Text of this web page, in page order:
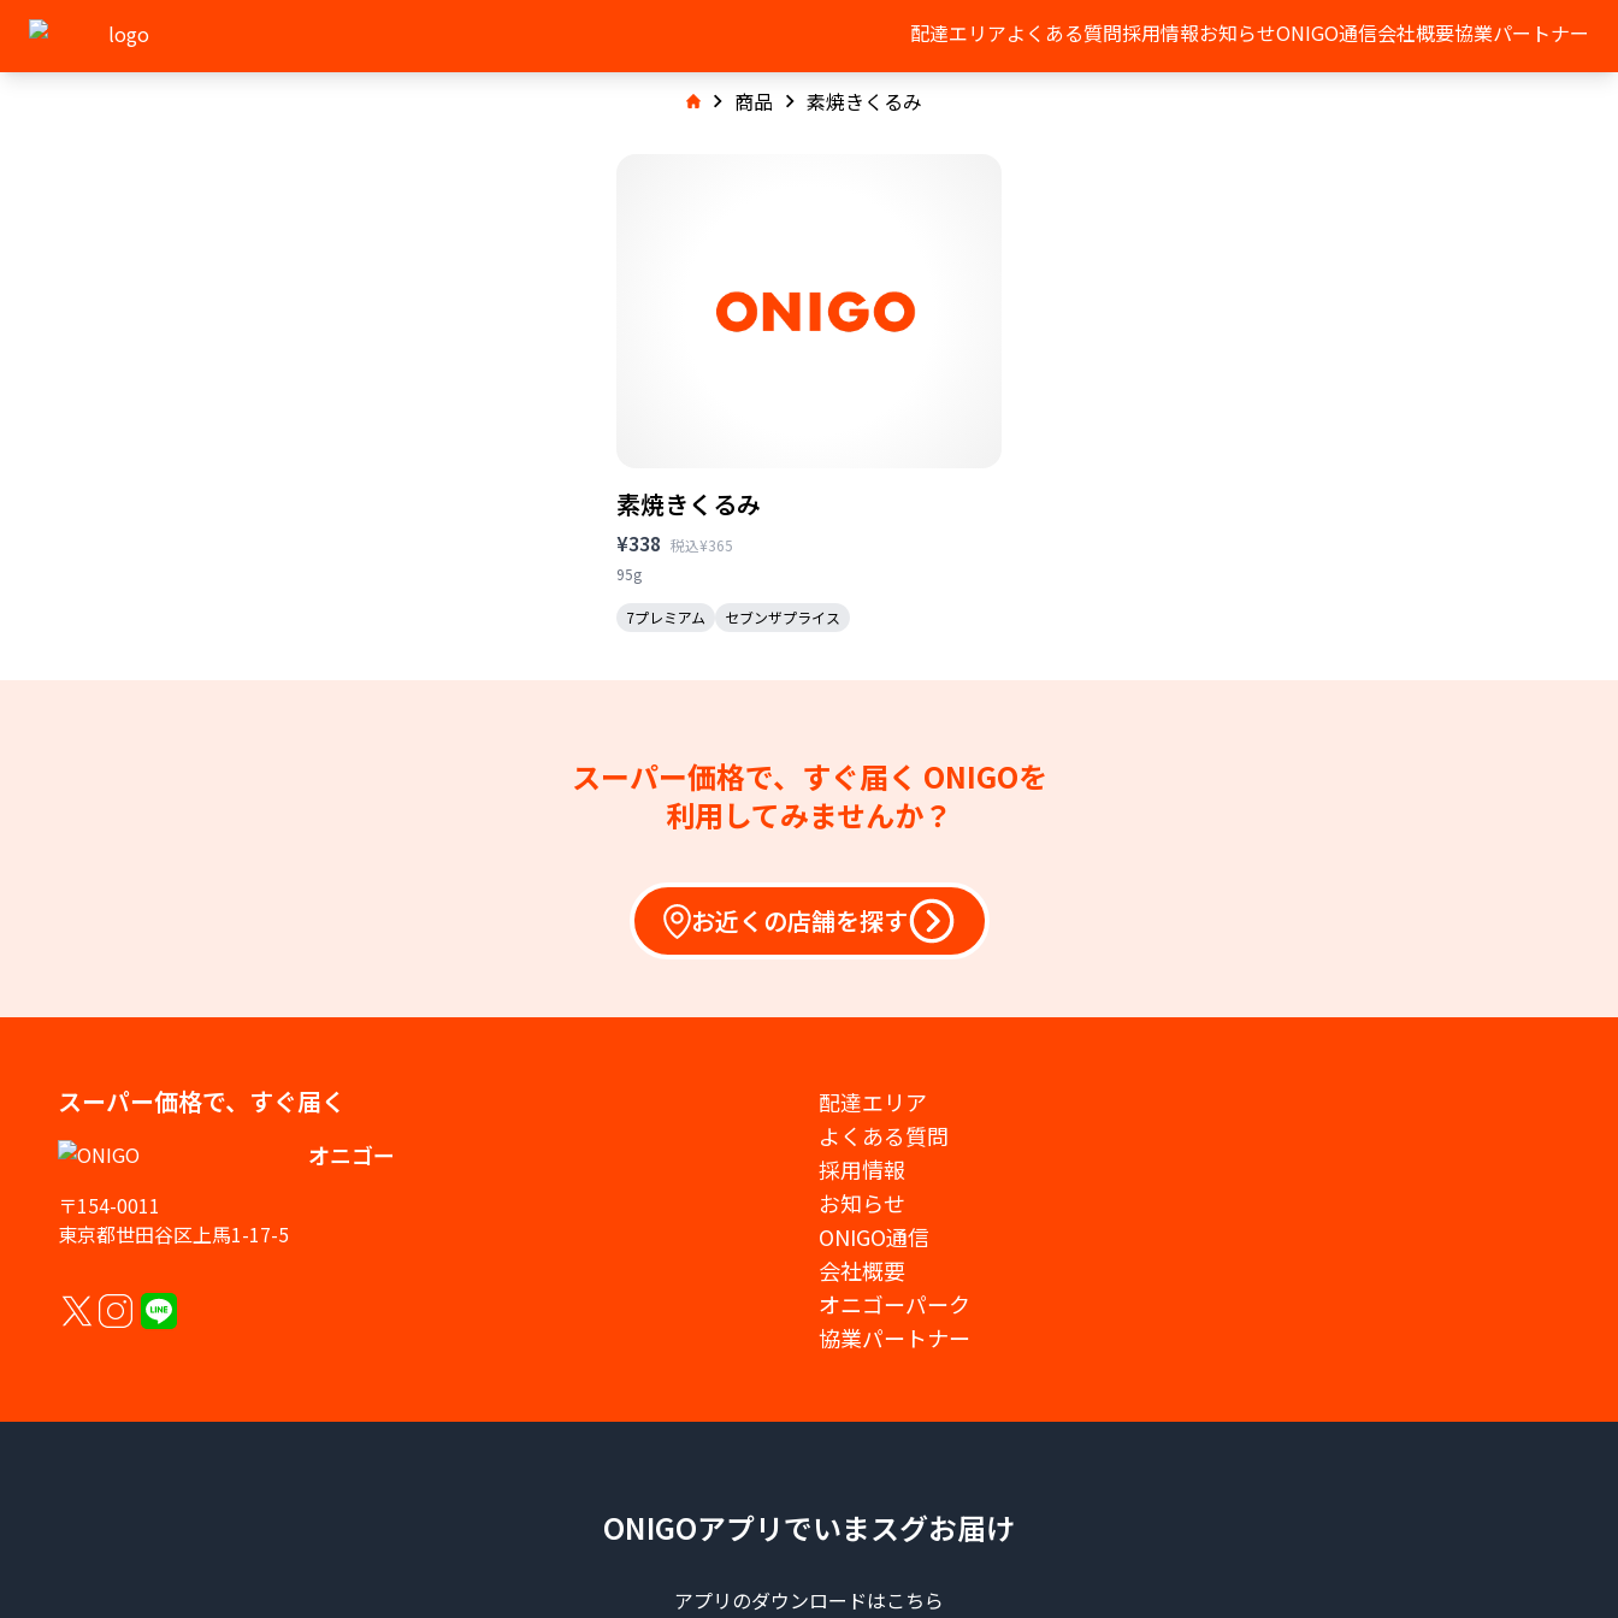
配達エリアよくある質問採用情報お知らせONIGO通信会社概要協業パートナー
商品 素焼きくるみ
素焼きくるみ
¥338 税込¥365
95g
7プレミアム セブンザプライス
スーパー価格で、すぐ届く ONIGOを
利用してみませんか？
お近くの店舗を探す
スーパー価格で、すぐ届く
オニゴー
〒154-0011
東京都世田谷区上馬1-17-5
配達エリア
よくある質問
採用情報
お知らせ
ONIGO通信
会社概要
オニゴーパーク
協業パートナー
ONIGOアプリでいまスグお届け
アプリのダウンロードはこちら